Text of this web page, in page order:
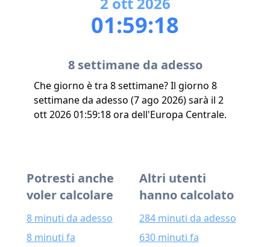
01:59:18
8 settimane da adesso
Che giorno è tra 8 settimane? Il giorno 8
settimane da adesso (7 ago 2026) sarà il 2
ott 2026 01:59:18 ora dell'Europa Centrale.
Potresti anche
voler calcolare
8 minuti da adesso
8 minuti fa
Altri utenti
hanno calcolato
284 minuti da adesso
630 minuti fa